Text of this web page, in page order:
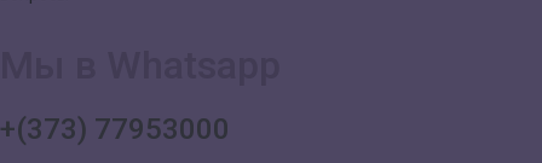
+(373) 77953000